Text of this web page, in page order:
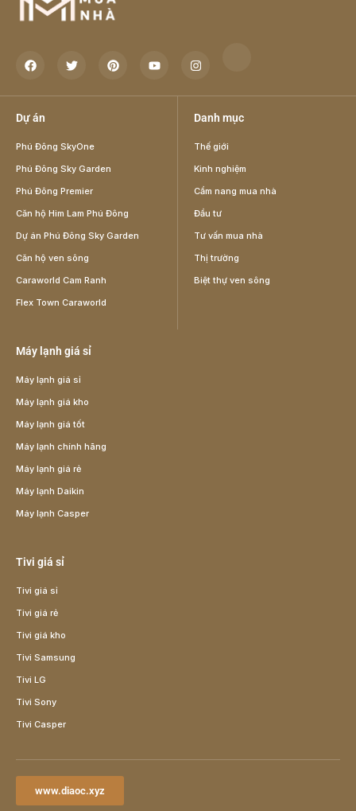
Dự án
Phú Đông SkyOne
Phú Đông Sky Garden
Phú Đông Premier
Căn hộ Him Lam Phú Đông
Dự án Phú Đông Sky Garden
Căn hộ ven sông
Caraworld Cam Ranh
Flex Town Caraworld
Danh mục
Thế giới
Kinh nghiệm
Cẩm nang mua nhà
Đầu tư
Tư vấn mua nhà
Thị trường
Biệt thự ven sông
Máy lạnh giá sỉ
Máy lạnh giá sỉ
Máy lạnh giá kho
Máy lạnh giá tốt
Máy lạnh chính hãng
Máy lạnh giá rẻ
Máy lạnh Daikin
Máy lạnh Casper
Tivi giá sỉ
Tivi giá sỉ
Tivi giá rẻ
Tivi giá kho
Tivi Samsung
Tivi LG
Tivi Sony
Tivi Casper
www.diaoc.xyz